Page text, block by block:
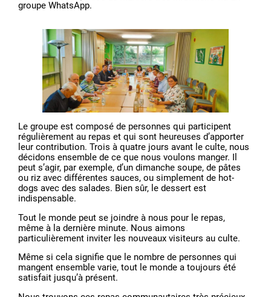
groupe WhatsApp.
Le groupe est composé de personnes qui participent
régulièrement au repas et qui sont heureuses d’apporter
leur contribution. Trois à quatre jours avant le culte, nous
décidons ensemble de ce que nous voulons manger. Il
peut s’agir, par exemple, d’un dimanche soupe, de pâtes
ou riz avec différentes sauces, ou simplement de hot-
dogs avec des salades. Bien sûr, le dessert est
indispensable.
Tout le monde peut se joindre à nous pour le repas,
même à la dernière minute. Nous aimons
particulièrement inviter les nouveaux visiteurs au culte.
Même si cela signifie que le nombre de personnes qui
mangent ensemble varie, tout le monde a toujours été
satisfait jusqu’à présent.